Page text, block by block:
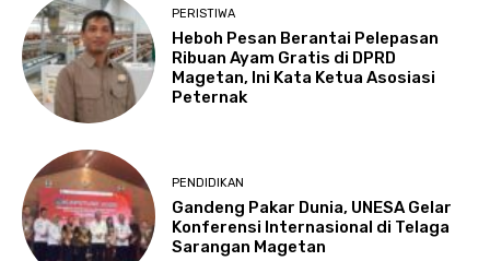
PERISTIWA
Heboh Pesan Berantai Pelepasan
Ribuan Ayam Gratis di DPRD
Magetan, Ini Kata Ketua Asosiasi
Peternak
PENDIDIKAN
Gandeng Pakar Dunia, UNESA Gelar
Konferensi Internasional di Telaga
Sarangan Magetan